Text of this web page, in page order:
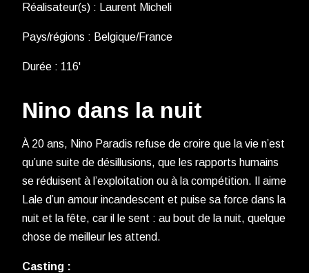
Réalisateur(s) : Laurent Micheli
Pays/régions : Belgique/France
Durée : 116'
Nino dans la nuit
À 20 ans, Nino Paradis refuse de croire que la vie n’est
qu’une suite de désillusions, que les rapports humains
se réduisent à l’exploitation ou à la compétition. Il aime
Lale d’un amour incandescent et puise sa force dans la
nuit et la fête, car il le sent : au bout de la nuit, quelque
chose de meilleur les attend.
Casting :